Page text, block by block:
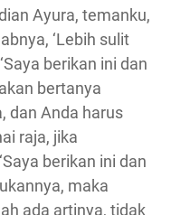
Ayura, temanku,
‘Lebih sulit
berikan ini dan
bertanya
dan Anda harus
raja, jika
berikan ini dan
maka
ada artinya, tidak